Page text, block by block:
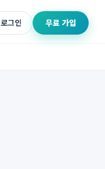
로그인 무료 가입